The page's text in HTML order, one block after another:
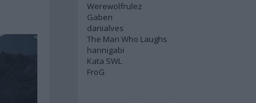
Werewolfrulez
Gaben
danialves
The Man Who Laughs
hannigabi
Kata SWL
FroG